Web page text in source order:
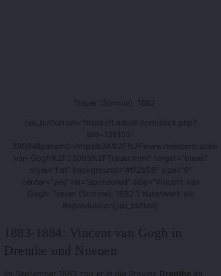
Trauer (Sorrow), 1882
[su_button url=“https://t.adcell.com/click.php?
bid=136155-
van-Gogh%2F23093%2FTrauer.html“ target=“blank“
style=“flat“ background=“#ff2b58″ size=“6″
center=“yes“ rel=“sponsored“ title=“Vincent van
Gogh: Trauer (Sorrow), 1882″] Kunstwerk als
Reproduktion[/su_button]
1883-1884: Vincent van Gogh in
Drenthe und Nuenen
Im September 1883 zog er in die Provinz Drenthe im